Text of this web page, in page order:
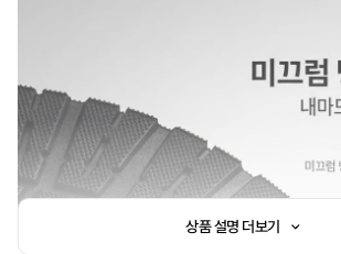
상품 설명 더보기